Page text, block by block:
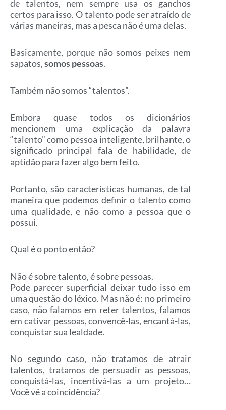
de talentos, nem sempre usa os ganchos
certos para isso. O talento pode ser atraído de
várias maneiras, mas a pesca não é uma delas.
Basicamente, porque não somos peixes nem
sapatos,somos pessoas.
Também não somos “talentos”.
Embora quase todos os dicionários
mencionem uma explicação da palavra
“talento” como pessoa inteligente, brilhante, o
significado principal fala de habilidade, de
aptidão para fazer algo bem feito.
Portanto, são características humanas, de tal
maneira que podemos definir o talento como
uma qualidade, e não como a pessoa que o
possui.
Qual é o ponto então?
Não é sobre talento, é sobre pessoas.
Pode parecer superficial deixar tudo isso em
uma questão do léxico. Mas não é: no primeiro
caso, não falamos em reter talentos, falamos
em cativar pessoas, convencê-las, encantá-las,
conquistar sua lealdade.
No segundo caso, não tratamos de atrair
talentos, tratamos de persuadir as pessoas,
conquistá-las, incentivá-las a um projeto…
Você vê a coincidência?